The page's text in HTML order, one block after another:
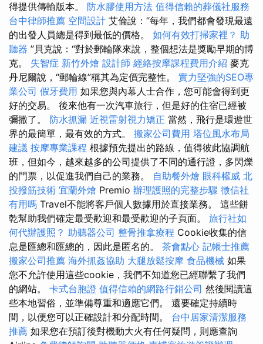
得提供傳輸版本。 防水膠使用方法 值得信賴的葬儀社服務
台中律師推薦 空間設計 艾倫說：“每年，我們都會發現最遠
的出發人員總是得到最低的價格。 如何有效打掃家裡？ 助
聽器 ”貝克說：“對於郵輪隊來說，整個想法是獎勵早期的博
克。 失智症 新竹外燴 設計師 經絡按摩課程費用介紹 麥克
丹尼爾說，“郵輪線”稱其為定價完整性。 實力堅強的SEO專
業公司 假牙費用 如果您與內幕人士合作，您可能會得到更
好的交易。 後來他有一次汽車旅行，但是好的住宿已經被
彌撒了。 防水抓漏 近視雷射視力矯正 當然，飛行是環遊世
界的最簡單，最有效的方式。 搬家公司費用 塔位風水布局
建議 按摩專業課程 根據預先提出的路線，值得彼此協調航
班，但如今，越來越多的公司提供了不同的通行證，多閃爍
的門票，以促進我們自己的業務。 自助餐外燴 眼科權威 北
投撥筋技術 宜蘭外燴 Premio 辦理護照的完整步驟 徵信社
有用嗎 Travel不能將客戶個人數據用於直接業務。 這些餅
乾幫助我們確定最受歡迎和最受歡迎的子頁面。 旅行社如
何代辦護照？ 助聽器公司 整骨推拿療程 Cookie收集的信
息是匯總和匯總的，因此是匿名的。 茶會點心 記帳士推薦
搬家公司推薦 海外抓姦協助 大腿放鬆按摩 食品機械 如果
您不允許使用這些cookie，我們不知道您已經聯繫了我們
的網站。 卡式台胞證 值得信賴的網路行銷公司 然後閱讀這
些本地習俗，並準備尊重和適應它們。 還要確定持續時
間，以便您可以正確設計和分配時間。 台中居家清潔服務
推薦 如果您在預訂後對機動大火有任何疑問，則應查詢